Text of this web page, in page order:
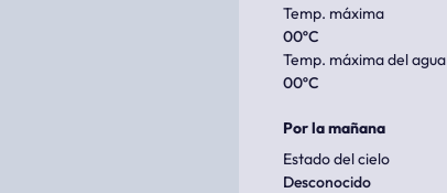
Temp. máxima
00ºC
Temp. máxima del agua
00ºC
Por la mañana
Estado del cielo
Desconocido